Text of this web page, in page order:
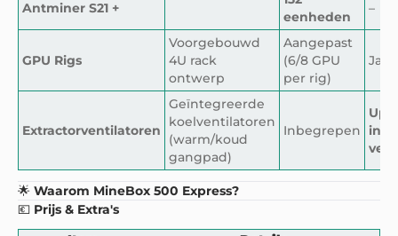
Antminer S21 +
eenheden
–
GPU Rigs
Voorgebouwd
4U rack
ontwerp
Aangepast
(6/8 GPU
per rig)
Ja
Extractorventilatoren
Geïntegreerde
koelventilatoren
(warm/koud
gangpad)
Inbegrepen
🌟 Waarom MineBox 500 Express?
💶 Prijs & Extra's